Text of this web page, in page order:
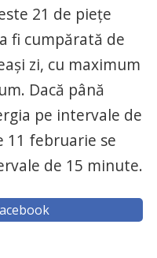
21 de pieţe
fi cumpărată de
zi, cu maximum
Dacă până
pe intervale de
11 februarie se
de 15 minute.